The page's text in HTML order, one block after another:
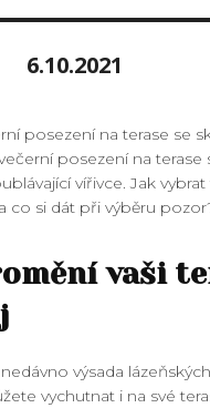
6.10.2021
posezení na terase se
posezení na terase
vířivce. Jak
co si dát při výběru
vaši
výsada
vychutnat i na své